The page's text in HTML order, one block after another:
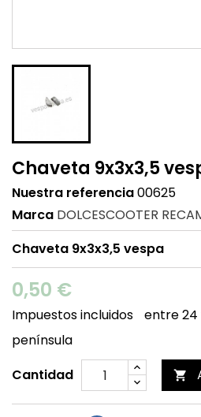
Chaveta 9x3x3,5
Nuestra referencia00625
Marca DOLCESCOOTER
Chaveta 9x3x3,5 vespa
0,50 €
Impuestos incluidos
entre 24
península
Cantidad
